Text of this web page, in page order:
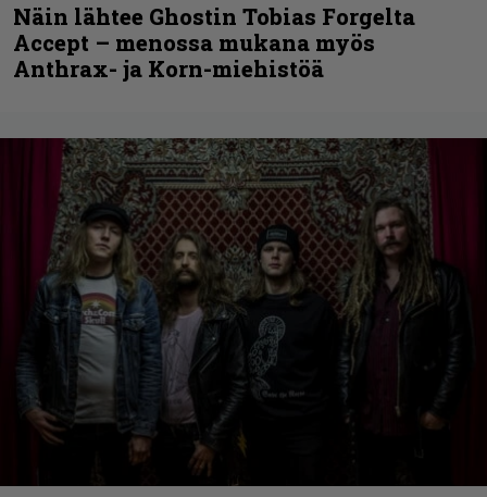
Näin lähtee Ghostin Tobias Forgelta
Accept – menossa mukana myös
Anthrax- ja Korn-miehistöä